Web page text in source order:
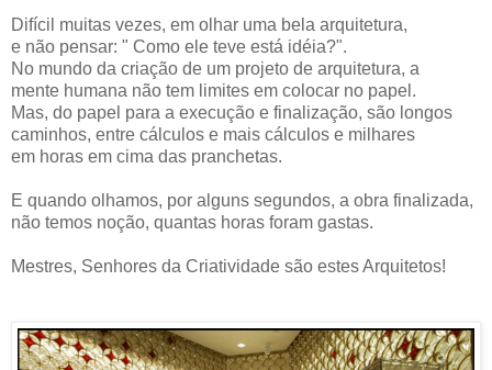
Difícil muitas vezes, em olhar uma bela arquitetura,
e não pensar: " Como ele teve está idéia?".
No mundo da criação de um projeto de arquitetura, a
mente humana não tem limites em colocar no papel.
Mas, do papel para a execução e finalização, são longos
caminhos, entre cálculos e mais cálculos e milhares
em horas em cima das pranchetas.
E quando olhamos, por alguns segundos, a obra finalizada,
não temos noção, quantas horas foram gastas.
Mestres, Senhores da Criatividade são estes Arquitetos!